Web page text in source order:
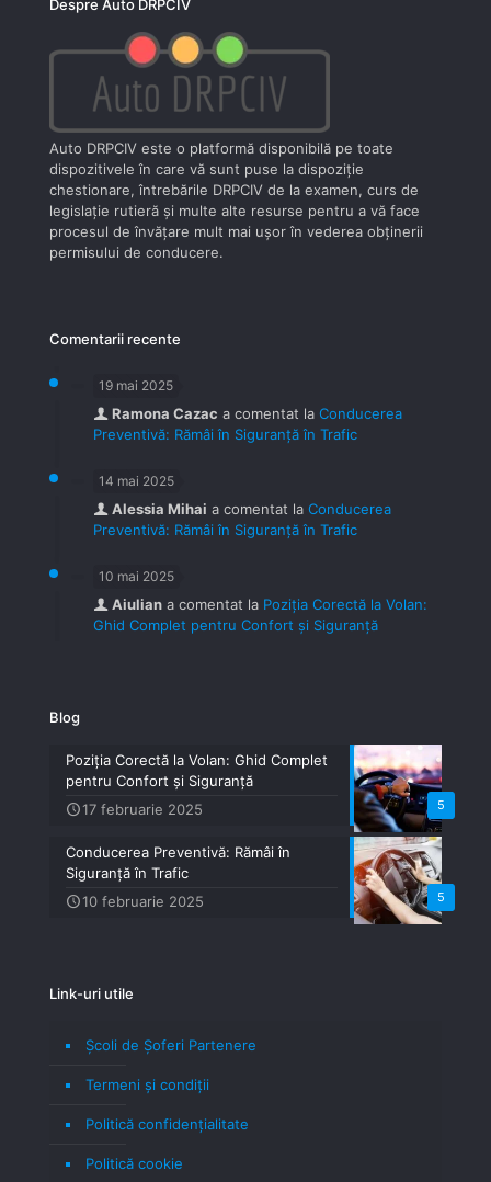
Despre Auto DRPCIV
Auto DRPCIV este o platformă disponibilă pe toate
dispozitivele în care vă sunt puse la dispoziţie
chestionare, întrebările DRPCIV de la examen, curs de
legislaţie rutieră şi multe alte resurse pentru a vă face
procesul de învăţare mult mai uşor în vederea obţinerii
permisului de conducere.
Comentarii recente
19 mai 2025
Ramona Cazac a comentat la Conducerea
Preventivă: Rămâi în Siguranță în Trafic
14 mai 2025
Alessia Mihai a comentat la Conducerea
Preventivă: Rămâi în Siguranță în Trafic
10 mai 2025
Aiulian a comentat la Poziția Corectă la Volan:
Ghid Complet pentru Confort și Siguranță
Blog
5
Poziția Corectă la Volan: Ghid Complet
pentru Confort și Siguranță
17 februarie 2025
5
Conducerea Preventivă: Rămâi în
Siguranță în Trafic
10 februarie 2025
Link-uri utile
Școli de Șoferi Partenere
Termeni şi condiţii
Politică confidenţialitate
Politică cookie